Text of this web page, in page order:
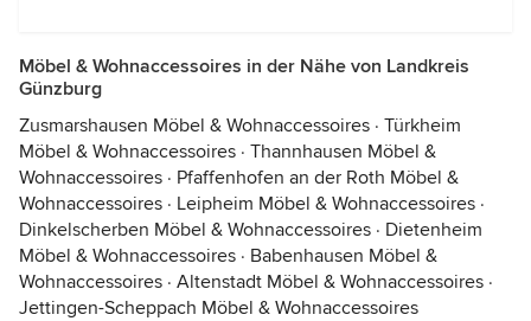
Möbel & Wohnaccessoires in der Nähe von Landkreis
Günzburg
Zusmarshausen Möbel & Wohnaccessoires · Türkheim
Möbel & Wohnaccessoires · Thannhausen Möbel &
Wohnaccessoires · Pfaffenhofen an der Roth Möbel &
Wohnaccessoires · Leipheim Möbel & Wohnaccessoires ·
Dinkelscherben Möbel & Wohnaccessoires · Dietenheim
Möbel & Wohnaccessoires · Babenhausen Möbel &
Wohnaccessoires · Altenstadt Möbel & Wohnaccessoires ·
Jettingen-Scheppach Möbel & Wohnaccessoires